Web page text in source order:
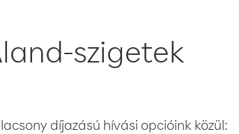
szigetek
díjazású hívási opcióink közül: